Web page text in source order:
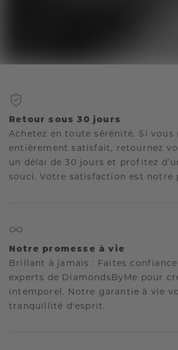
Retour sous 30 jours
Achetez en toute sérénité. Si vous
entièrement satisfait, retournez
un délai de 30 jours et profitez
souci. Votre satisfaction est notre
Notre promesse à vie
Brillant à jamais : Faites
experts de DiamondsByMe pour
intemporel. Notre garantie à vie
tranquillité d'esprit.